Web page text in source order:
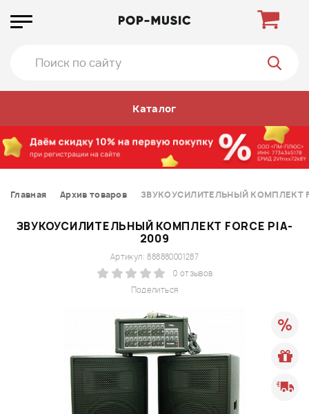
Каталог
Главная Архив товаров ЗВУКОУСИЛИТЕЛЬНЫЙ КОМПЛЕКТ
ЗВУКОУСИЛИТЕЛЬНЫЙ КОМПЛЕКТ FORCE PIA-
2009
Поделиться
Артикул: 888880001287
0 отзывов